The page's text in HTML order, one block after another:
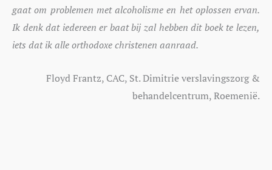
gaat om problemen met alcoholisme en het oplossen ervan.
Ik denk dat iedereen er baat bij zal hebben dit boek te lezen,
iets dat ik alle orthodoxe christenen aanraad.
Floyd Frantz, CAC, St. Dimitrie verslavingszorg &
behandelcentrum, Roemenië.